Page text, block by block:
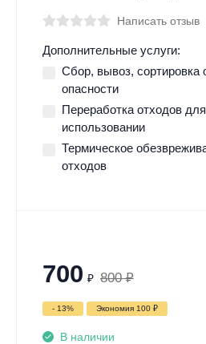
Написать отзыв
Дополнительные услуги:
Сбор, вывоз, сортировка
опасности
Переработка отходов
использовании
Термическое
отходов
700 ₽ 800 ₽
- 13% Экономия 100 ₽
В наличии